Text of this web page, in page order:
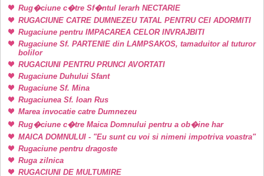
Rug�ciune c�tre Sf�ntul Ierarh NECTARIE
RUGACIUNE CATRE DUMNEZEU TATAL PENTRU CEI ADORMITI
Rugaciune pentru IMPACAREA CELOR INVRAJBITI
Rugaciune Sf. PARTENIE din LAMPSAKOS, tamaduitor al tuturor
bolilor
RUGACIUNI PENTRU PRUNCI AVORTATI
Rugaciune Duhului Sfant
Rugaciune Sf. Mina
Rugaciunea Sf. Ioan Rus
Marea invocatie catre Dumnezeu
Rug�ciune c�tre Maica Domnului pentru a ob�ine har
MAICA DOMNULUI - "Eu sunt cu voi si nimeni impotriva voastra"
Rugaciune pentru dragoste
Ruga zilnica
RUGACIUNI DE MULTUMIRE